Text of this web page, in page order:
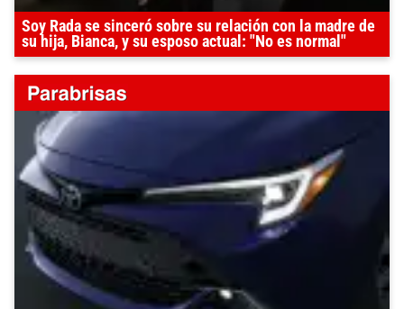
Soy Rada se sinceró sobre su relación con la madre de
su hija, Bianca, y su esposo actual: "No es normal"